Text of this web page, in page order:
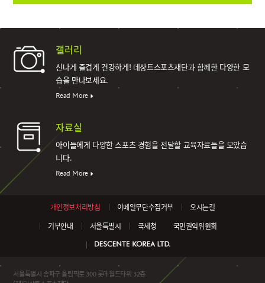
갤러리
신나게 즐겁게 건강하게! 데상트스포츠재단과 함께한 다양한 모
습을 만나보세요.
Read More
자료실
아이들에게 다양한 스포츠 경험을 전달할 교육자료들을 모았습
니다.
Read More
개인정보처리방침 이메일무단수집거부
오시는길
기부안내
서울특별시 국세청 국민권익위원회
서울특별시 송파구 올림픽로 300 롯데월드타워 32층